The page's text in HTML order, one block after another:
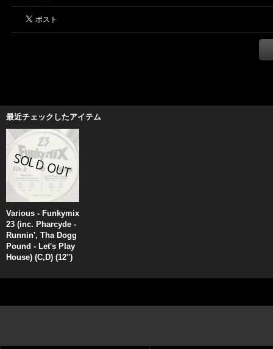
最近チェックしたアイテム
Various - Funkymix
23 (inc. Pharcyde -
Runnin', Tha Dogg
Pound - Let's Play
House) (C,D) (12'')